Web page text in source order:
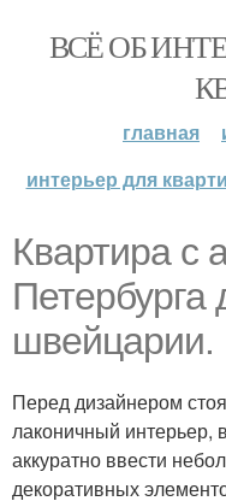
ВСЁ ОБ
главная
интерьер для
Квартира с
Петербурга
швейцарии.
Перед дизайнером
лаконичный интерьер,
аккуратно ввести
декоративных